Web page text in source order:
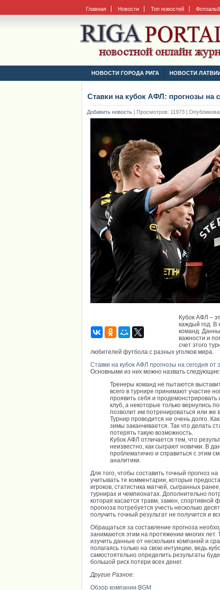
Главная Новости Топ новостей
НОВОСТИ ГОРОДА РИГА НОВОСТИ
Ставки на кубок АФЛ: прогнозы на
Добавить новость | Просмотров: 11973 |
Кубок АФЛ –
каждый год. В
команд.
важности и
счет этого
любителей футбола с разных уголков мира.
Ставки на кубок АФЛ прогнозы на сегодня от
Основными из них можно назвать следующие:
Тренеры команд не пытаются
всего в турнире принимают участие
проявить себя и продемонстрировать
клуб, а некоторые только вернулись
позволит им потренироваться или же
Турнир проводится не очень долго.
зимы заканчивается. Так что делать
потерять такую возможность.
Кубок АФЛ отличается тем, что
неизвестно, как сыграют новички. В
проблематично и справиться с этим
аналитики.
Для того, чтобы составить точный прогноз
учитывать те комментарии, которые
игроков, статистика матчей, сыгранных
турнирах и чемпионатах. Дополнительно
которая касается травм, замен,
прогноза потребуется учесть несколько
получить точный результат не получится и
Обращаться за составление прогноза
занимаются этим на протяжении многих лет.
изучить данные от нескольких компаний и
полагаясь только на свою интуицию, ведь
самостоятельно определить результаты
большой риск потери всех денег.
Другие Разное:
Обзор компании BGM